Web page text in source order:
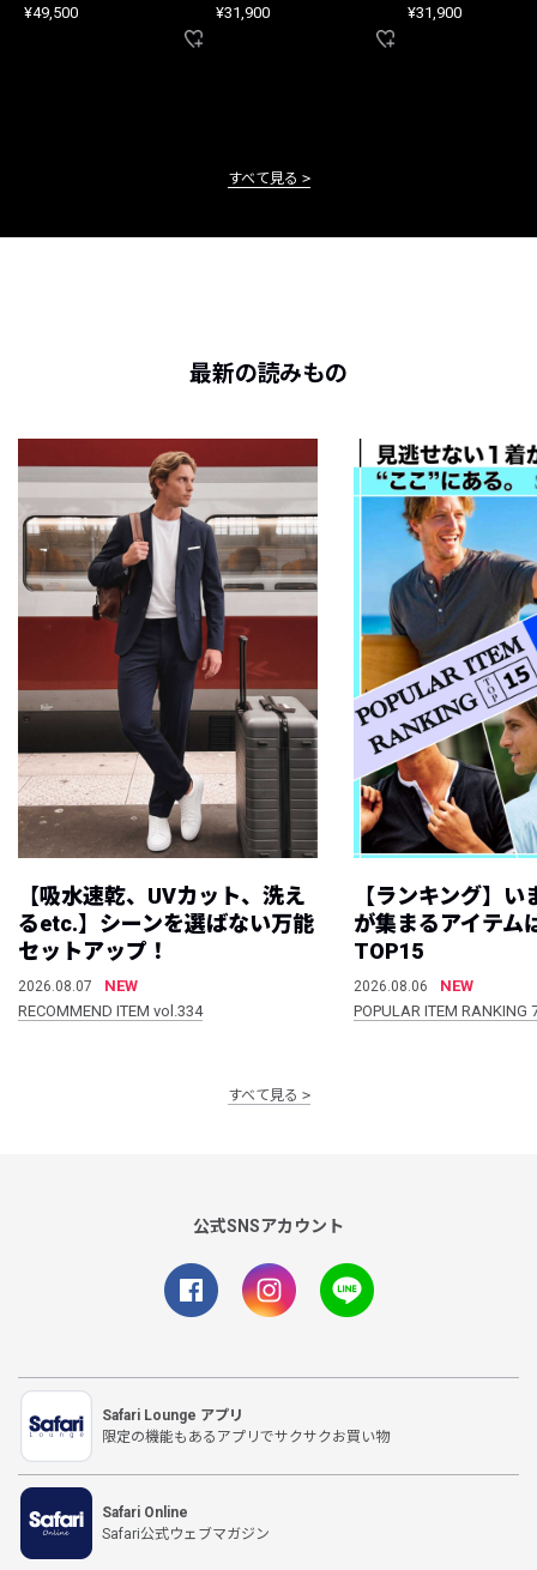
¥49,500 ¥31,900 ¥31,900
すべて見る
最新の読みもの
【吸水速乾、UVカット、洗え
るetc.】シーンを選ばない万能
セットアップ！
2026.08.07
NEW
RECOMMEND ITEM vol.334
【ランキング】
が集まるアイテム
TOP15
2026.08.06
NEW
POPULAR ITEM
すべて見る
公式SNSアカウント
Safari Lounge アプリ
限定の機能もあるアプリでサクサクお買い物
Safari Online
Safari公式ウェブマガジン